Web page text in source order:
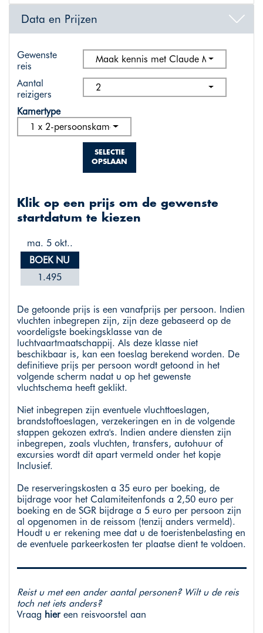
Data en Prijzen
Gewenste
reis
Maak kennis met Claude Monet,
Aantal
reizigers
2
Kamertype
1 x 2-persoonskamer standaard
SELECTIE
OPSLAAN
Klik op een prijs om de gewenste
startdatum te kiezen
ma. 5 okt..
BOEK NU
1.495
De getoonde prijs is een vanafprijs per persoon. Indien
vluchten inbegrepen zijn, zijn deze gebaseerd op de
voordeligste boekingsklasse van de
luchtvaartmaatschappij. Als deze klasse niet
beschikbaar is, kan een toeslag berekend worden. De
definitieve prijs per persoon wordt getoond in het
volgende scherm nadat u op het gewenste
vluchtschema heeft geklikt.
Niet inbegrepen zijn eventuele vluchttoeslagen,
brandstoftoeslagen, verzekeringen en in de volgende
stappen gekozen extra's. Indien andere diensten zijn
inbegrepen, zoals vluchten, transfers, autohuur of
excursies wordt dit apart vermeld onder het kopje
Inclusief.
De reserveringskosten a 35 euro per boeking, de
bijdrage voor het Calamiteitenfonds a 2,50 euro per
boeking en de SGR bijdrage a 5 euro per persoon zijn
al opgenomen in de reissom (tenzij anders vermeld).
Houdt u er rekening mee dat u de toeristenbelasting en
de eventuele parkeerkosten ter plaatse dient te voldoen.
Reist u met een ander aantal personen? Wilt u de reis
toch net iets anders?
Vraag hiereen reisvoorstel aan